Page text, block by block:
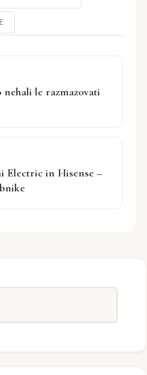
le razmazovati
Electric in Hisense –